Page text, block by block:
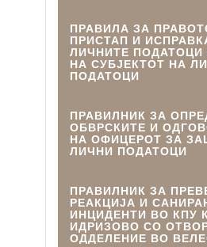
ПРАВИЛА ЗА
ПРИСТАП И
ЛИЧНИТЕ ПОДАТОЦИ
НА СУБЈЕКТОТ НА
ПОДАТОЦИ
ПРАВИЛНИК ЗА
ОБВРСКИТЕ И
НА ОФИЦЕРОТ ЗА
ЛИЧНИ ПОДАТОЦИ
ПРАВИЛНИК ЗА
РЕАКЦИЈА И
ИНЦИДЕНТИ ВО КПУ
ИДРИЗОВО СО
ОДДЕЛЕНИЕ ВО